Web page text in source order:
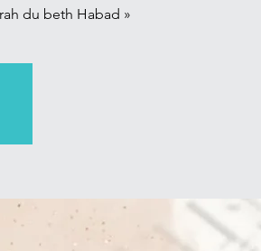
du beth Habad »